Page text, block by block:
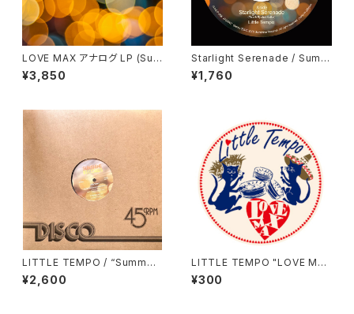
LOVE MAX アナログ LP (Sun
shine Records / SUNLP-00
7)
¥3,850
Starlight Serenade / Summ
er Saudade（7inchシングル /
SUNLP-006）
¥1,760
LITTLE TEMPO / “Summer
Saudade” DJ KENTARO RE
MIX (SUNLP-009)
¥2,600
LITTLE TEMPO "LOVE MA
X" オリジナルステッカー
¥300